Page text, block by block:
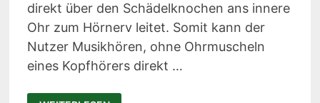
direkt über den Schädelknochen ans innere
Ohr zum Hörnerv leitet. Somit kann der
Nutzer Musikhören, ohne Ohrmuscheln
eines Kopfhörers direkt …
BEKER